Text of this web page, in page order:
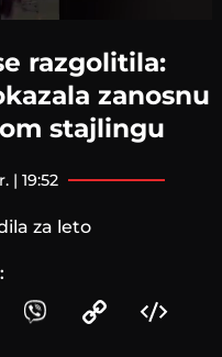
razgolitila:
zanosnu
stajlingu
| 19:52
za leto